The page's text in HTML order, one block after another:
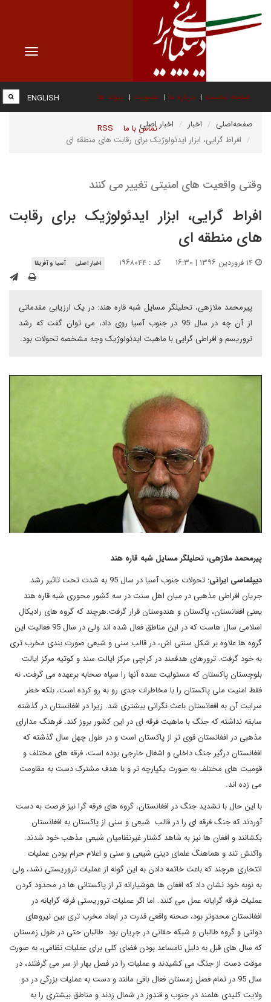
Toggle
صفحه نخست درباره ما عضویت پیوند ها
تماس با ما RSS
ENGLISH
صفحه‌اصلی اخبار
اخبار اصلی
افراط گرایی، ابزار ایدئولوژیک برای رقابت های منطقه ای
وقتی واقعیت های امنیتی تغییر می کنند
افراط گرایی، ابزار ایدئولوژیک برای رقابت
های منطقه ای
کد : ۱۹۶۸۰۴۴ اخبار اصلی آسیا و آفریقا
پیرمحمد ملازهی، تحلیلگر مسایل شبه قاره هند: در یک ارزیابی مقدماتی
از آن چه در سال 95 در جنوب آسیا روی داد، می توان گفت که رشد
تروریسم و افراطی گرایی با ماهیت ایدئولوژیک وجه مشخصه تحولات بود.
پیرمحمد ملازهی، تحلیلگر مسایل شبه قاره هند
دیپلماسی ایرانی:
تحولات جنوب آسیا در سال 95 به شدت تحت تاثیر رشد
جریان افراطی مذهبی در میان اهل سنت در سه کشور محوری شبه قاره هند
یعنی افغانستان، پاکستان و هندوستان قرار گرفت.هرچند که گروه های رادیکال
اسلامی سال هاست که در این مناطق فعال شده اند ولی در سال 95 فعالیت این
گروه ها علاوه بر شکل سنتی اش، در قالب سنی و شیعی صورت بندی مخرب تری
به خود گرفت. ترورهای هدفمند در کراچی مرکز ایالت سند و کوتیه مرکز ایالت
بلوچستان پاکستان که مسئولیت عمده آنها را سپاه صحابه برعهده می گرفت، نه
فقط امنیت ملی پاکستان را با مخاطرات جدی رو به رو کرده است، بلکه خطر
سرایت آن به افغانستان باعث نگرانی بیشتری شد. زیرا در افغانستان در گذشته
سابقه نداشته که جنگ با ماهیت فرقه ای در این کشور بروز کند. فرهنگ مدارای
مذهبی در افغانستان قوی تر از پاکستان است و در طول چهل سال گذشته که
افغانستان درگیر جنگ داخلی و اشغال خارجی بوده است، فرقه های مختلف و
قومیت های مختلف به صورت یکپارچه تر و با هدف مشترک دست به مقاومت
می زده اند.
با این حال با تشدید جنگ در افغانستان، گروه های فرقه گرا نیز فرصت به دست
آوردند که جنگ فرقه ای را در قالب شیعی و سنی از پاکستان به افغانستان
بکشانند و افغان ها نیز به شاهد کشتار غیرنظامیان شیعی مذهب خود شدند.
واکنش تند و هماهنگ علمای دینی شیعی و سنی و اعلام حرام بودن عملیات
انتحاری هرچند که باعث خاتمه دادن به این گونه از عملیات تروریستی نشد، ولی
به نوبه خود نشان داد که افغان ها هوشیارانه تر از پاکستانی ها در محدود کردن
عملیات فرقه گرایانه عمل می کنند. اما اگر عملیات تروریستی فرقه گرایانه در
افغانستان محدوتر بود، صحنه واقعی قدرت در ابعاد مخرب تری بین نیروهای
دولتی و گروه طالبان و شبکه حقانی در جریان بود. طالبان حتی در طول زمستان
که سال های قبل به دلیل نامساعد بودن فضای کلی برای عملیات نظامی، به صورت
موقت دست از جنگ می کشیدند و عملیات را در فصل بهار از سر می گرفتند، در
سال 95 در تمام فصل زمستان فعال باقی مانند و دست به عملیات بزرگی در دو
ولایت کلیدی هلمند در جنوب و قندوز در شمال زدند و مناطق بیشتری را به